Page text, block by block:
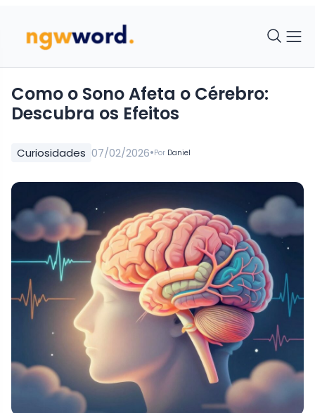
Curiosidades 07/02/2026•Por Daniel
Como o Sono Afeta o Cérebro:
Descubra os Efeitos